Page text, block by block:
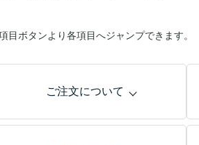
ボタンより各項目へジャンプできます。
ご注文について